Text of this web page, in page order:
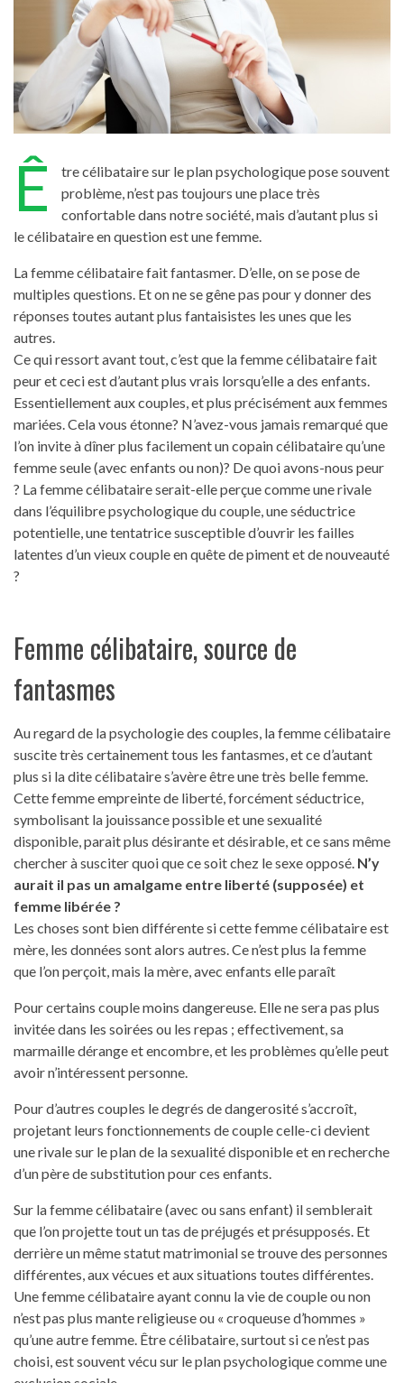
Ê
tre célibataire sur le plan psychologique pose souvent
problème, n’est pas toujours une place très
confortable dans notre société, mais d’autant plus si
le célibataire en question est une femme.
La femme célibataire fait fantasmer. D’elle, on se pose de
multiples questions. Et on ne se gêne pas pour y donner des
réponses toutes autant plus fantaisistes les unes que les
autres.
Ce qui ressort avant tout, c’est que la femme célibataire fait
peur et ceci est d’autant plus vrais lorsqu’elle a des enfants.
Essentiellement aux couples, et plus précisément aux femmes
mariées. Cela vous étonne? N’avez-vous jamais remarqué que
l’on invite à dîner plus facilement un copain célibataire qu’une
femme seule (avec enfants ou non)? De quoi avons-nous peur
? La femme célibataire serait-elle perçue comme une rivale
dans l’équilibre psychologique du couple, une séductrice
potentielle, une tentatrice susceptible d’ouvrir les failles
latentes d’un vieux couple en quête de piment et de nouveauté
?
Femme célibataire, source de
fantasmes
Au regard de la psychologie des couples, la femme célibataire
suscite très certainement tous les fantasmes, et ce d’autant
plus si la dite célibataire s’avère être une très belle femme.
Cette femme empreinte de liberté, forcément séductrice,
symbolisant la jouissance possible et une sexualité
disponible, parait plus désirante et désirable, et ce sans même
chercher à susciter quoi que ce soit chez le sexe opposé. N’y
aurait il pas un amalgame entre liberté (supposée) et
femme libérée ?
Les choses sont bien différente si cette femme célibataire est
mère, les données sont alors autres. Ce n’est plus la femme
que l’on perçoit, mais la mère, avec enfants elle paraît
Pour certains couple moins dangereuse. Elle ne sera pas plus
invitée dans les soirées ou les repas ; effectivement, sa
marmaille dérange et encombre, et les problèmes qu’elle peut
avoir n’intéressent personne.
Pour d’autres couples le degrés de dangerosité s’accroît,
projetant leurs fonctionnements de couple celle-ci devient
une rivale sur le plan de la sexualité disponible et en recherche
d’un père de substitution pour ces enfants.
Sur la femme célibataire (avec ou sans enfant) il semblerait
que l’on projette tout un tas de préjugés et présupposés. Et
derrière un même statut matrimonial se trouve des personnes
différentes, aux vécues et aux situations toutes différentes.
Une femme célibataire ayant connu la vie de couple ou non
n’est pas plus mante religieuse ou « croqueuse d’hommes »
qu’une autre femme. Être célibataire, surtout si ce n’est pas
choisi, est souvent vécu sur le plan psychologique comme une